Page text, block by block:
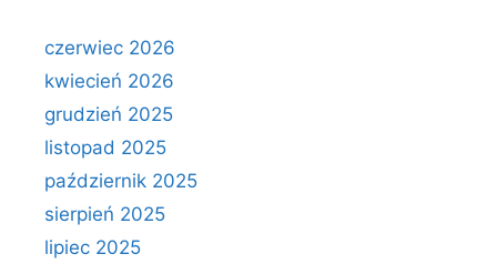
czerwiec 2026
kwiecień 2026
grudzień 2025
listopad 2025
październik 2025
sierpień 2025
lipiec 2025